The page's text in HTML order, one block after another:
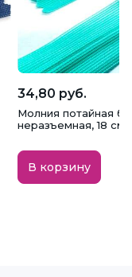
34,80 руб.
Молния потайная
неразъемная, 18 см,
В корзину